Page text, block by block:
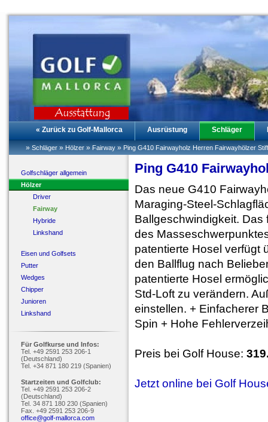
« Zurück zu Golf-Mallorca Ausrüstung Schläger
» Schläger » Hölzer » Fairway » Ping G410 Fairwayholz Herren Fairwayhölzer
Golfschläger allgemein
Hölzer
Driver
Fairway
Hybride
Linkshand
Eisen und Golfsets
Putter
Wedges
Chipper
Junioren
Linkshand
Für Golfkurse und Infos:
Tel. +49 2591 253 206-1
(Deutschland)
Tel. +34 871 180 219 (Spanien)
Startzeiten und Golfclub:
Tel. +49 2591 253 206-2
(Deutschland)
Tel. 34 871 180 230 (Spanien)
Fax. +49 2591 253 206-9
office@golf-mallorca.com
Ping G410
Das neue G410
Maraging-Steel-
Ballgeschwindigkeit.
des
patentierte Hosel verfügt
den Ballflug nach
patentierte Hosel
Std-Loft zu verändern.
einstellen. + Einfacherer
Spin + Hohe
Preis bei Golf House:
Jetzt online bei Golf